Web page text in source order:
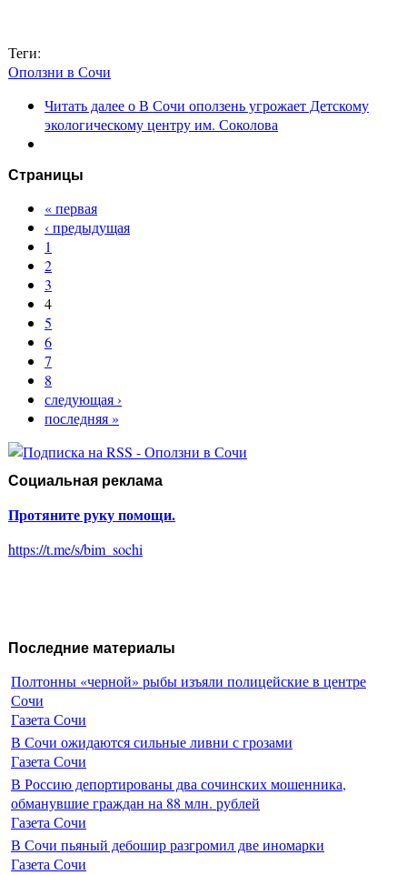
Теги:
Оползни в Сочи
Читать далеео В Сочи оползень угрожает Детскому
экологическому центру им. Соколова
Страницы
« первая
‹ предыдущая
1
2
3
4
5
6
7
8
следующая ›
последняя »
Социальная реклама
Протяните руку помощи.
https://t.me/s/bim_sochi
Последние материалы
Полтонны «черной» рыбы изъяли полицейские в центре
Сочи
Газета Сочи
В Сочи ожидаются сильные ливни с грозами
Газета Сочи
В Россию депортированы два сочинских мошенника,
обманувшие граждан на 88 млн. рублей
Газета Сочи
В Сочи пьяный дебошир разгромил две иномарки
Газета Сочи